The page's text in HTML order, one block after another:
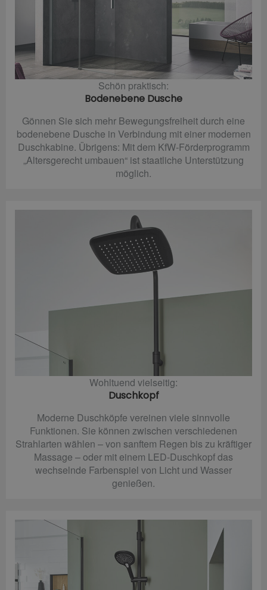
Schön praktisch:
Bodenebene Dusche
Gönnen Sie sich mehr Bewegungsfreiheit durch eine
bodenebene Dusche in Verbindung mit einer modernen
Duschkabine. Übrigens: Mit dem KfW-Förderprogramm
„Altersgerecht umbauen“ ist staatliche Unterstützung
möglich.
Wohltuend vielseitig:
Duschkopf
Moderne Duschköpfe vereinen viele sinnvolle
Funktionen. Sie können zwischen verschiedenen
Strahlarten wählen – von sanftem Regen bis zu kräftiger
Massage – oder mit einem LED-Duschkopf das
wechselnde Farbenspiel von Licht und Wasser
genießen.